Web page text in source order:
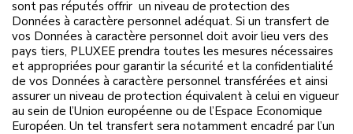
sont pas réputés offrir un niveau de protection des
Données à caractère personnel adéquat. Si un transfert de
vos Données à caractère personnel doit avoir lieu vers des
pays tiers, PLUXEE prendra toutes les mesures nécessaires
et appropriées pour garantir la sécurité et la confidentialité
de vos Données à caractère personnel transférées et ainsi
assurer un niveau de protection équivalent à celui en vigueur
au sein de l’Union européenne ou de l’Espace Economique
Européen. Un tel transfert sera notamment encadré par l’un